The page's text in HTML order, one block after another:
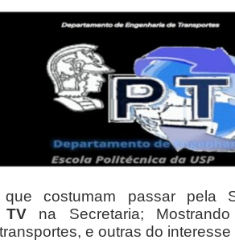
costumam passar pela
TV na Secretaria;
e outras do interesse